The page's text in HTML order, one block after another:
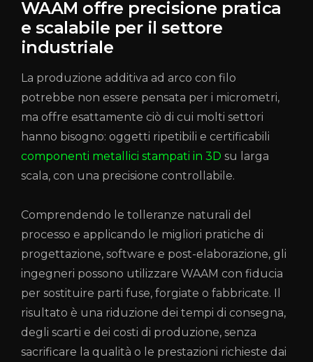
WAAM offre precisione pratica
e scalabile per il settore
industriale
La produzione additiva ad arco con filo
potrebbe non essere pensata per i micrometri,
ma offre esattamente ciò di cui molti settori
hanno bisogno: oggetti ripetibili e certificabili
componenti metallici stampati in 3D su larga
scala, con una precisione controllabile.
Comprendendo le tolleranze naturali del
processo e applicando le migliori pratiche di
progettazione, software e post-elaborazione, gli
ingegneri possono utilizzare WAAM con fiducia
per sostituire parti fuse, forgiate o fabbricate. Il
risultato è una riduzione dei tempi di consegna,
degli scarti e dei costi di produzione, senza
sacrificare la qualità o le prestazioni richieste dai